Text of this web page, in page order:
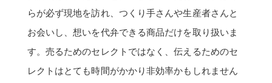
らが必ず現地を訪れ、つくり手さんや生産者さんと
お会いし、想いを代弁できる商品だけを取り扱いま
す。売るためのセレクトではなく、伝えるためのセ
レクトはとても時間がかかり非効率かもしれません